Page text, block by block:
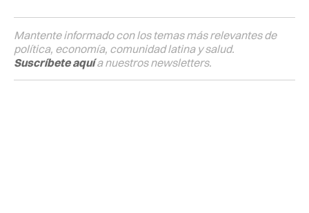
Mantente informado con los temas más relevantes de
política, economía, comunidad latina y salud.
Suscríbete aquía nuestros newsletters.